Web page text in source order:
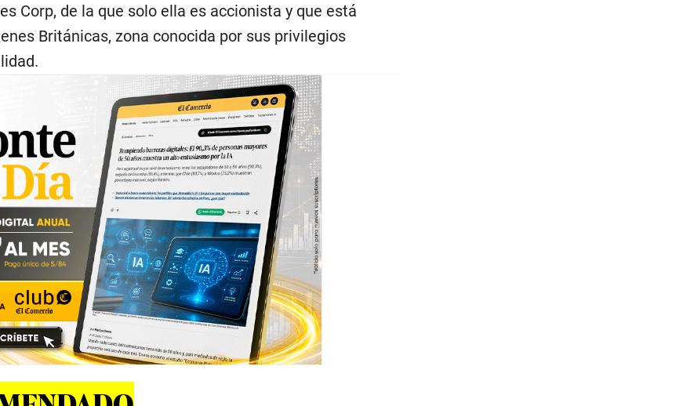
Corp, de la que solo ella es accionista y que está
Británicas, zona conocida por sus privilegios